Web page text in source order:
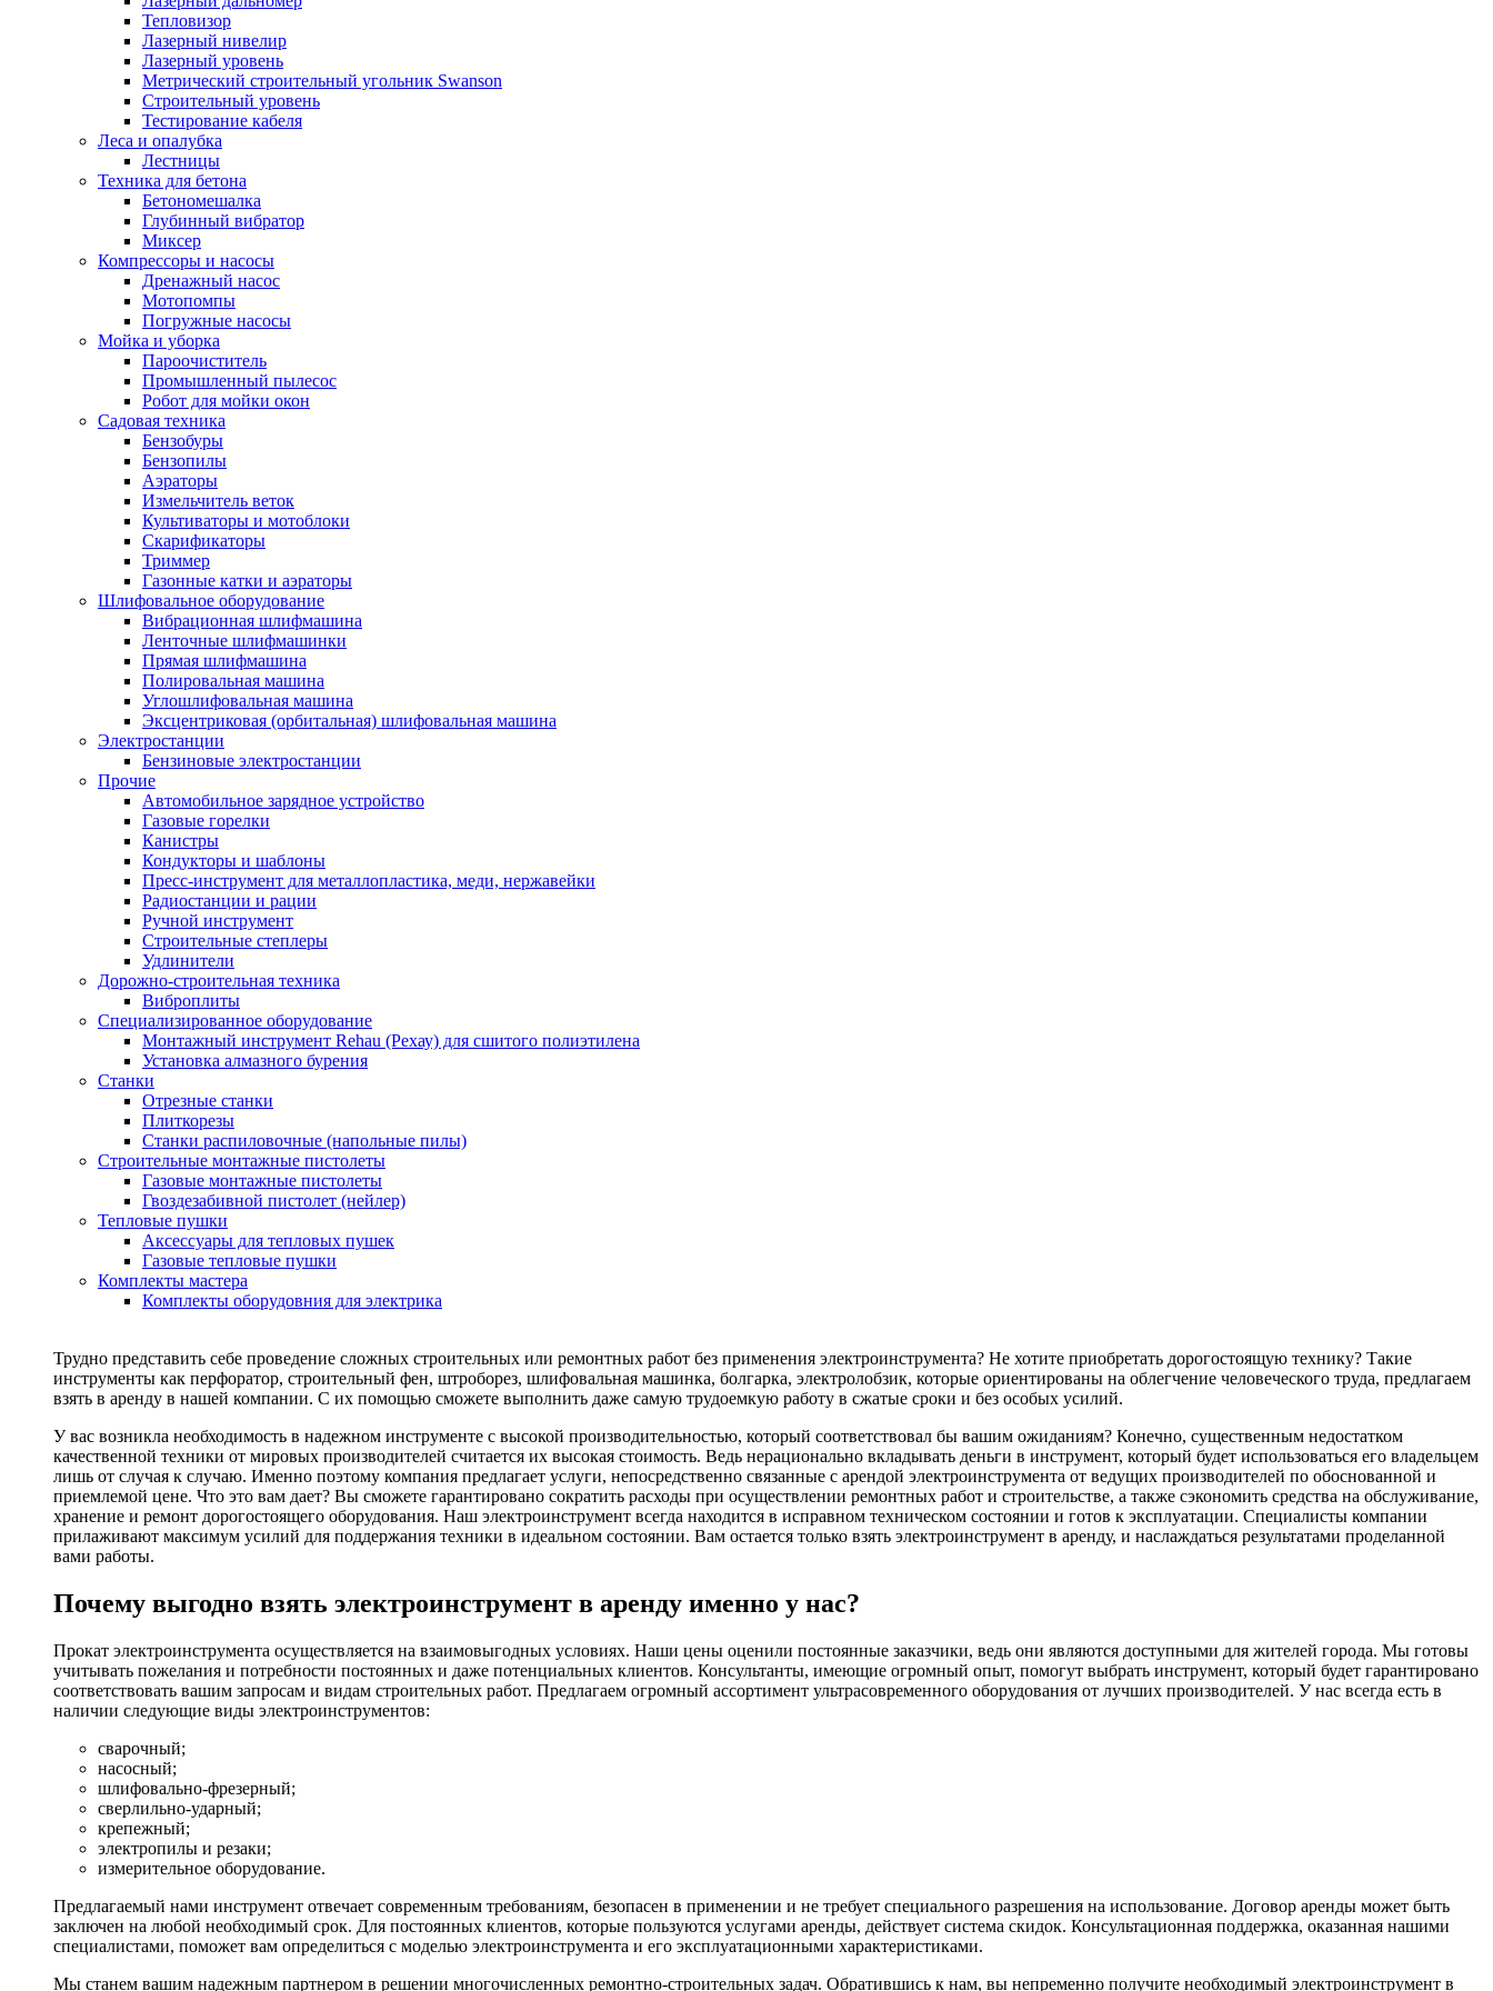
Тепловизор
Лазерный нивелир
Лазерный уровень
Метрический строительный угольник Swanson
Строительный уровень
Тестирование кабеля
Леса и опалубка
Лестницы
Техника для бетона
Бетономешалка
Глубинный вибратор
Миксер
Компрессоры и насосы
Дренажный насос
Мотопомпы
Погружные насосы
Мойка и уборка
Пароочиститель
Промышленный пылесос
Робот для мойки окон
Садовая техника
Бензобуры
Бензопилы
Аэраторы
Измельчитель веток
Культиваторы и мотоблоки
Скарификаторы
Триммер
Газонные катки и аэраторы
Шлифовальное оборудование
Вибрационная шлифмашина
Ленточные шлифмашинки
Прямая шлифмашина
Полировальная машина
Углошлифовальная машина
Эксцентриковая (орбитальная) шлифовальная машина
Электростанции
Бензиновые электростанции
Прочие
Автомобильное зарядное устройство
Газовые горелки
Канистры
Кондукторы и шаблоны
Пресс-инструмент для металлопластика, меди, нержавейки
Радиостанции и рации
Ручной инструмент
Строительные степлеры
Удлинители
Дорожно-строительная техника
Виброплиты
Специализированное оборудование
Монтажный инструмент Rehau (Рехау) для сшитого полиэтилена
Установка алмазного бурения
Станки
Отрезные станки
Плиткорезы
Станки распиловочные (напольные пилы)
Строительные монтажные пистолеты
Газовые монтажные пистолеты
Гвоздезабивной пистолет (нейлер)
Тепловые пушки
Аксессуары для тепловых пушек
Газовые тепловые пушки
Комплекты мастера
Комплекты оборудовния для электрика
Трудно представить себе проведение сложных строительных или ремонтных работ без применения электроинструмента? Не хотите приобретать дорогостоящую технику? Такие
инструменты как перфоратор, строительный фен, штроборез, шлифовальная машинка, болгарка, электролобзик, которые ориентированы на облегчение человеческого труда, предлагаем
взять в аренду в нашей компании. С их помощью сможете выполнить даже самую трудоемкую работу в сжатые сроки и без особых усилий.
У вас возникла необходимость в надежном инструменте с высокой производительностью, который соответствовал бы вашим ожиданиям? Конечно, существенным недостатком
качественной техники от мировых производителей считается их высокая стоимость. Ведь нерационально вкладывать деньги в инструмент, который будет использоваться его владельцем
лишь от случая к случаю. Именно поэтому компания предлагает услуги, непосредственно связанные с арендой электроинструмента от ведущих производителей по обоснованной и
приемлемой цене. Что это вам дает? Вы сможете гарантировано сократить расходы при осуществлении ремонтных работ и строительстве, а также сэкономить средства на обслуживание,
хранение и ремонт дорогостоящего оборудования. Наш электроинструмент всегда находится в исправном техническом состоянии и готов к эксплуатации. Специалисты компании
прилаживают максимум усилий для поддержания техники в идеальном состоянии. Вам остается только взять электроинструмент в аренду, и наслаждаться результатами проделанной
вами работы.
Почему выгодно взять электроинструмент в аренду именно у нас?
Прокат электроинструмента осуществляется на взаимовыгодных условиях. Наши цены оценили постоянные заказчики, ведь они являются доступными для жителей города. Мы готовы
учитывать пожелания и потребности постоянных и даже потенциальных клиентов. Консультанты, имеющие огромный опыт, помогут выбрать инструмент, который будет гарантировано
соответствовать вашим запросам и видам строительных работ. Предлагаем огромный ассортимент ультрасовременного оборудования от лучших производителей. У нас всегда есть в
наличии следующие виды электроинструментов:
сварочный;
насосный;
шлифовально-фрезерный;
сверлильно-ударный;
крепежный;
электропилы и резаки;
измерительное оборудование.
Предлагаемый нами инструмент отвечает современным требованиям, безопасен в применении и не требует специального разрешения на использование. Договор аренды может быть
заключен на любой необходимый срок. Для постоянных клиентов, которые пользуются услугами аренды, действует система скидок. Консультационная поддержка, оказанная нашими
специалистами, поможет вам определиться с моделью электроинструмента и его эксплуатационными характеристиками.
Мы станем вашим надежным партнером в решении многочисленных ремонтно-строительных задач. Обратившись к нам, вы непременно получите необходимый электроинструмент в